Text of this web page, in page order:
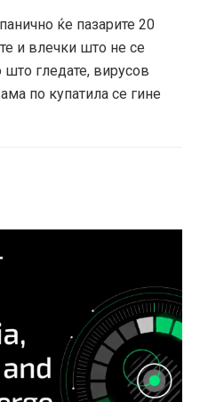
ќе пазарите 20
и влечки што не се
што гледате, вирусов
по купатила се гине